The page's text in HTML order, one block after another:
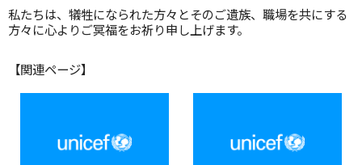
私たちは、犠牲になられた方々とそのご遺族、職場を共にする
方々に心よりご冥福をお祈り申し上げます。
【関連ページ】